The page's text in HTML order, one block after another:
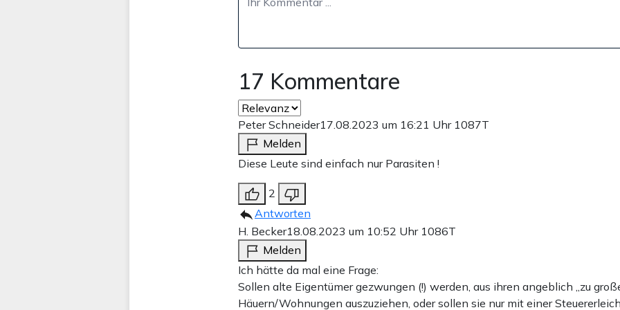
17 Kommentare
Peter Schneider17.08.2023 um 16:21 Uhr 1087T
Melden
Diese Leute sind einfach nur Parasiten !
2
Antworten
H. Becker18.08.2023 um 10:52 Uhr 1086T
Melden
Ich hätte da mal eine Frage:
Sollen alte Eigentümer gezwungen (!) werden, aus ihren angeblich „zu
Häuern/Wohnungen auszuziehen, oder sollen sie nur mit einer